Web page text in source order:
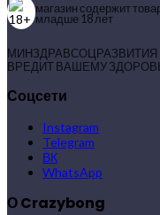
магазин содержит
младше 18 лет
ВРЕДИТ ВАШЕМУ
Соцсети
Instagram
Telegram
ВК
WhatsApp
О Crazybong